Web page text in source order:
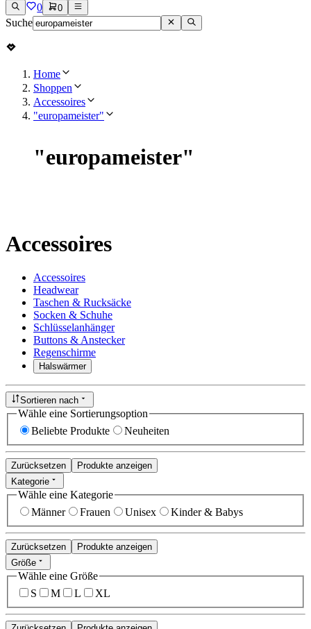
0 0
Suche
Home
Shoppen
Accessoires
"europameister"
"europameister"
Accessoires
Accessoires
Headwear
Taschen & Rucksäcke
Socken & Schuhe
Schlüsselanhänger
Buttons & Anstecker
Regenschirme
Halswärmer
Sortieren nach
Wähle eine Sortierungsoption
Beliebte Produkte
Neuheiten
Zurücksetzen
Produkte anzeigen
Kategorie
Wähle eine Kategorie
Männer
Frauen Unisex Kinder & Babys
Zurücksetzen
Produkte anzeigen
Größe
Wähle eine Größe
S
M L XL